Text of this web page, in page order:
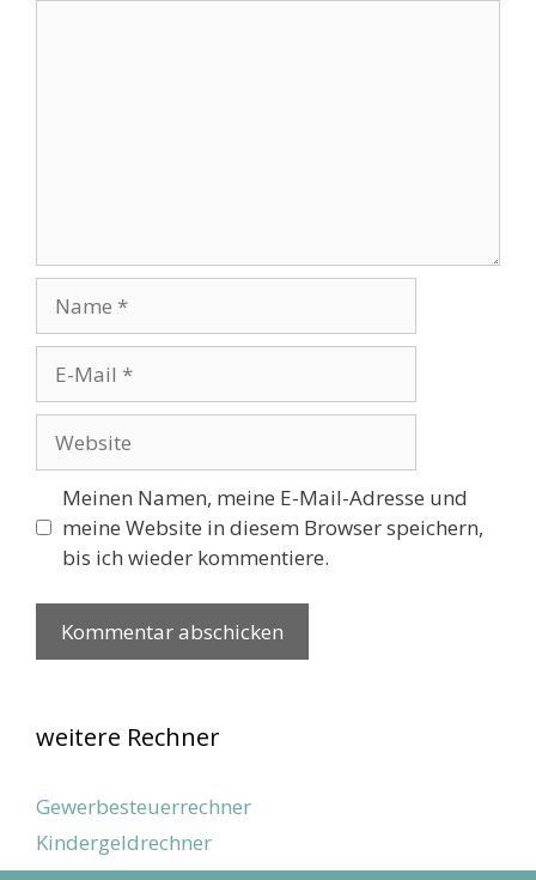
Mail
Meinen Namen, meine E-Mail-Adresse und
meine Website in diesem Browser speichern,
bis ich wieder kommentiere.
weitere Rechner
Gewerbesteuerrechner
Kindergeldrechner